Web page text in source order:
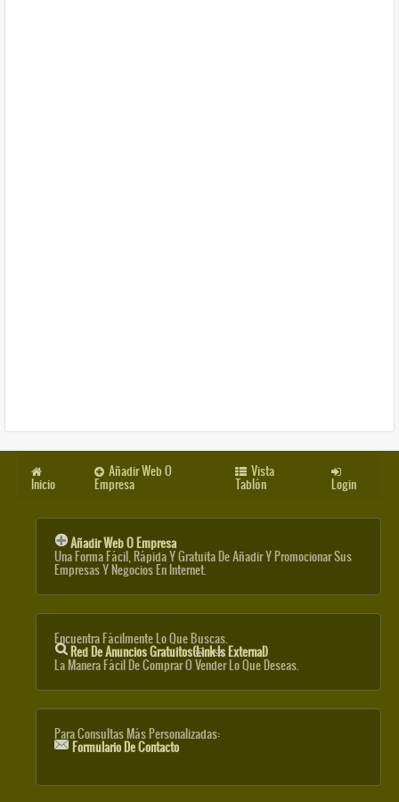
Inicio
Añadir Web O
Empresa
Vista
Tablón Login
Añadir Web O Empresa
Una Forma Fácil, Rápida Y Gratuita De Añadir Y Promocionar Sus
Empresas Y Negocios En Internet.
Encuentra Fácilmente Lo Que Buscas.
Red De Anuncios Gratuitos(link Is External)
La Manera Fácil De Comprar O Vender Lo Que Deseas.
Para Consultas Más Personalizadas:
Formulario De Contacto